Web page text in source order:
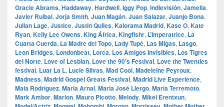
Gracie Abrams, Haddaway, Hardwell, Iggy Pop, Indievisión, Jamelia,
Javier Ruibal, Jorja Smith, Juan Magán, Juan Salazar, Juanjo Bona,
Julian Lage, Justice, Justin Quiles, Kalorama Madrid, Kase O, Kate
Ryan, Kelly Lee Owens, King África, Kingfishr, L’Imperatrice, La
Cuarta Cuerda, La Madre del Topo, Lady Tupé, Las Migas, Lasgo,
Leon Bridges, Londonbeat, Lorca, Los Amigos Invisibles, Los Tigres
del Norte, Love of Lesbian, Love the 90’s Festival, Love the Twenties
festival, Luar La L, Lucie Silvas, Mad Cool, Madeleine Peyroux,
Madness, Madrid Gospel Greats Festival, Madrid Live Experience,
Mala Rodríguez, María Arnal, María José Llergo, María Terremoto,
Mark Ambor, Marlon, Mauro Picotto, Melody, Mikel Erentxun,